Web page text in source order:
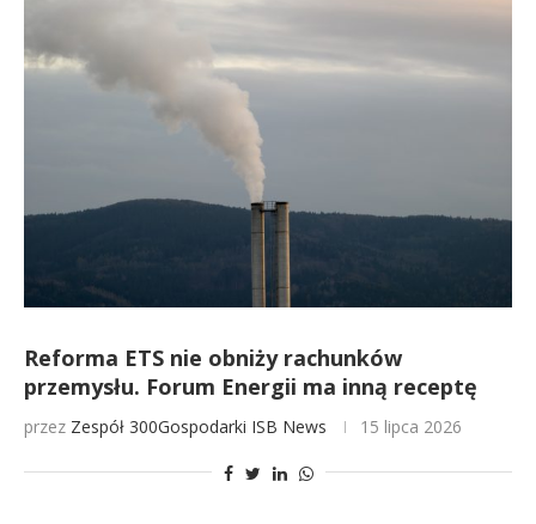
Reforma ETS nie obniży rachunków
przemysłu. Forum Energii ma inną receptę
przez Zespół 300Gospodarki ISB News 15 lipca 2026